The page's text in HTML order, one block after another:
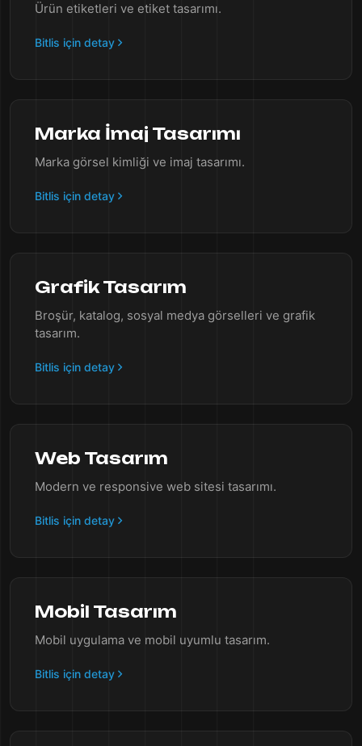
Ürün etiketleri ve etiket tasarımı.
Bitlis için detay
Marka İmaj Tasarımı
Marka görsel kimliği ve imaj tasarımı.
Bitlis için detay
Grafik Tasarım
Broşür, katalog, sosyal medya görselleri ve grafik
tasarım.
Bitlis için detay
Web Tasarım
Modern ve responsive web sitesi tasarımı.
Bitlis için detay
Mobil Tasarım
Mobil uygulama ve mobil uyumlu tasarım.
Bitlis için detay